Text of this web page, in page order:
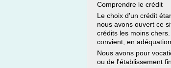
Comprendre le crédit
Le choix d'un crédit
nous avons ouvert ce
crédits les moins
convient, en
Nous avons pour
ou de l'établissement